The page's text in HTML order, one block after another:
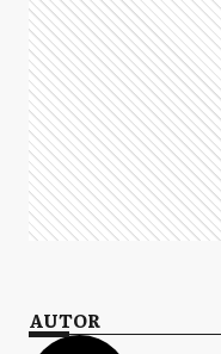
AUTOR